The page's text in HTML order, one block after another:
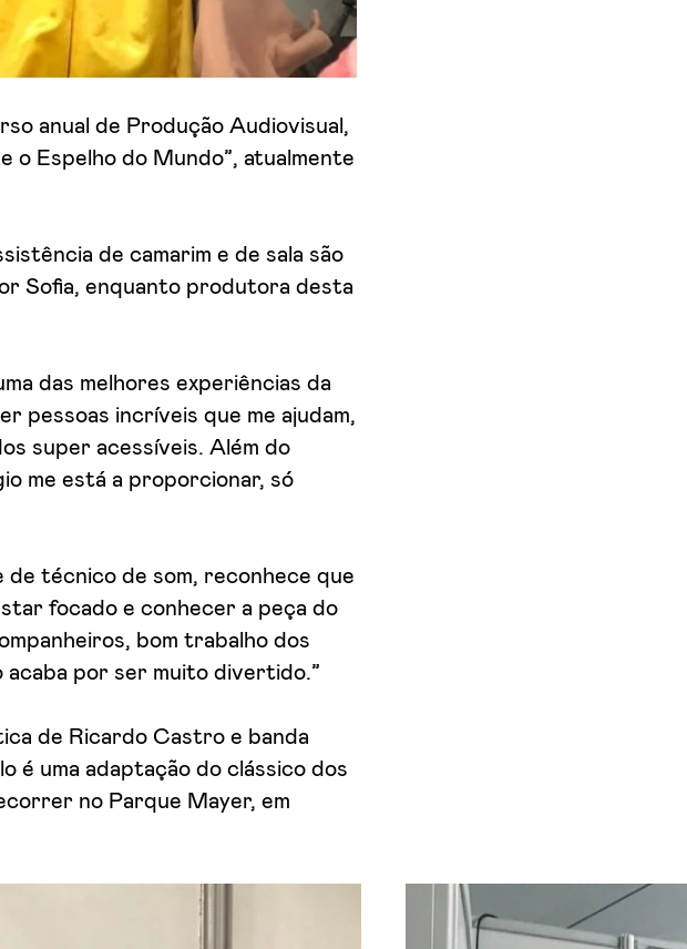
anual de Produção Audiovisual,
o Espelho do Mundo”, atualmente
de camarim e de sala são
Sofia, enquanto produtora desta
das melhores experiências da
pessoas incríveis que me ajudam,
super acessíveis. Além do
me está a proporcionar, só
técnico de som, reconhece que
focado e conhecer a peça do
bom trabalho dos
acaba por ser muito divertido.”
de Ricardo Castro e banda
é uma adaptação do clássico dos
no Parque Mayer, em